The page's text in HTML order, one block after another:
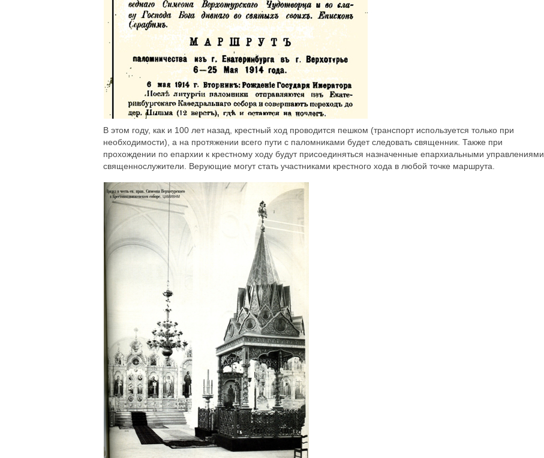
В этом году, как и 100 лет назад, крестный ход проводится пешком (транспорт используется только при
необходимости), а на протяжении всего пути с паломниками будет следовать священник. Также при
прохождении по епархии к крестному ходу будут присоединяться назначенные епархиальными управлениями
священнослужители. Верующие могут стать участниками крестного хода в любой точке маршрута.